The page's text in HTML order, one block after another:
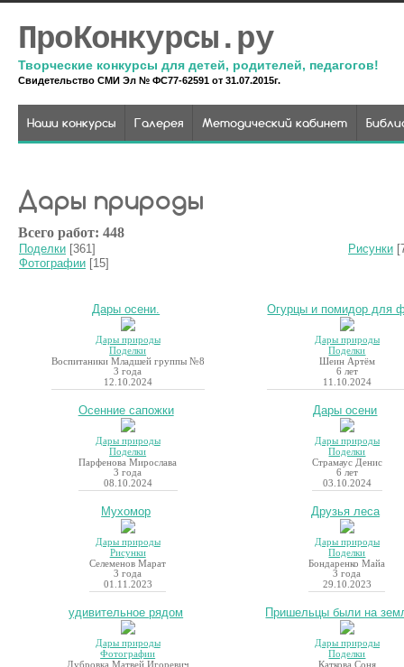
ПроКонкурсы.ру
Творческие конкурсы для детей, родителей, педагогов!
Свидетельство СМИ Эл № ФС77-62591 от 31.07.2015г.
Наши конкурсы Галерея Методический кабинет
Дары природы
Всего работ: 448
Поделки [361] Рисунки
Фотографии [15]
Дары осени.
Дары природы
Поделки
Воспитаники Младшей группы №8
3 года
12.10.2024
Огурцы и помидор для
Дары природы
Поделки
Шеин Артём
6 лет
11.10.2024
Осенние сапожки
Дары природы
Поделки
Парфенова Мирослава
3 года
08.10.2024
Дары осени
Дары природы
Поделки
Страмаус Денис
6 лет
03.10.2024
Мухомор
Дары природы
Рисунки
Селеменов Марат
3 года
01.11.2023
Друзья леса
Дары природы
Поделки
Бондаренко Майа
3 года
29.10.2023
удивительное рядом
Дары природы
Фотографии
Дубровка Матвей Игоревич
Пришельцы были на
Дары природы
Поделки
Каткова Соня